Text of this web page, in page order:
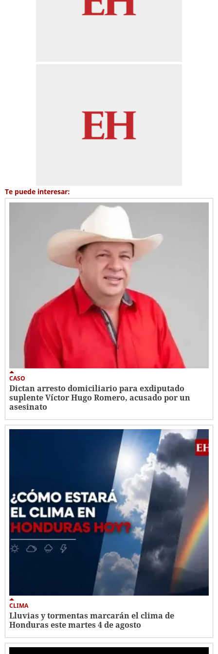
Te puede interesar:
CASO
Dictan arresto domiciliario para exdiputado
suplente Víctor Hugo Romero, acusado por un
asesinato
CLIMA
Lluvias y tormentas marcarán el clima de
Honduras este martes 4 de agosto